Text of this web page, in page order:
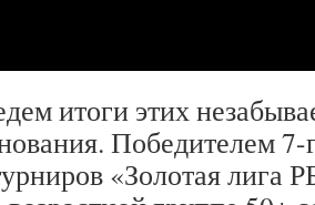
итоги этих
Победителем 7-
«Золотая лига